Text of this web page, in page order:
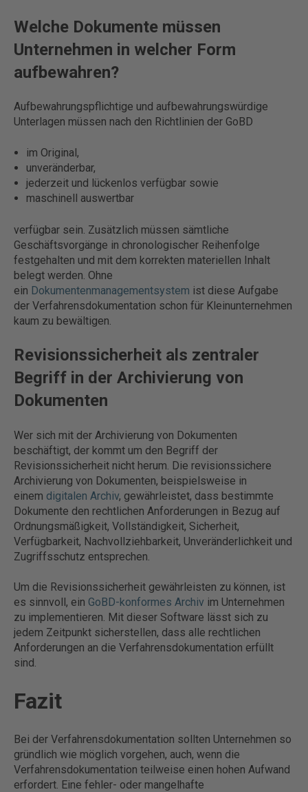
Welche Dokumente müssen
Unternehmen in welcher Form
aufbewahren?
Aufbewahrungspflichtige und aufbewahrungswürdige
Unterlagen müssen nach den Richtlinien der GoBD
im Original,
unveränderbar,
jederzeit und lückenlos verfügbar sowie
maschinell auswertbar
verfügbar sein. Zusätzlich müssen sämtliche
Geschäftsvorgänge in chronologischer Reihenfolge
festgehalten und mit dem korrekten materiellen Inhalt
belegt werden. Ohne
ein Dokumentenmanagementsystem ist diese Aufgabe
der Verfahrensdokumentation schon für Kleinunternehmen
kaum zu bewältigen.
Revisionssicherheit als zentraler
Begriff in der Archivierung von
Dokumenten
Wer sich mit der Archivierung von Dokumenten
beschäftigt, der kommt um den Begriff der
Revisionssicherheit nicht herum. Die revisionssichere
Archivierung von Dokumenten, beispielsweise in
einem digitalen Archiv, gewährleistet, dass bestimmte
Dokumente den rechtlichen Anforderungen in Bezug auf
Ordnungsmäßigkeit, Vollständigkeit, Sicherheit,
Verfügbarkeit, Nachvollziehbarkeit, Unveränderlichkeit und
Zugriffsschutz entsprechen.
Um die Revisionssicherheit gewährleisten zu können, ist
es sinnvoll, ein GoBD-konformes Archiv im Unternehmen
zu implementieren. Mit dieser Software lässt sich zu
jedem Zeitpunkt sicherstellen, dass alle rechtlichen
Anforderungen an die Verfahrensdokumentation erfüllt
sind.
Fazit
Bei der Verfahrensdokumentation sollten Unternehmen so
gründlich wie möglich vorgehen, auch, wenn die
Verfahrensdokumentation teilweise einen hohen Aufwand
erfordert. Eine fehler- oder mangelhafte